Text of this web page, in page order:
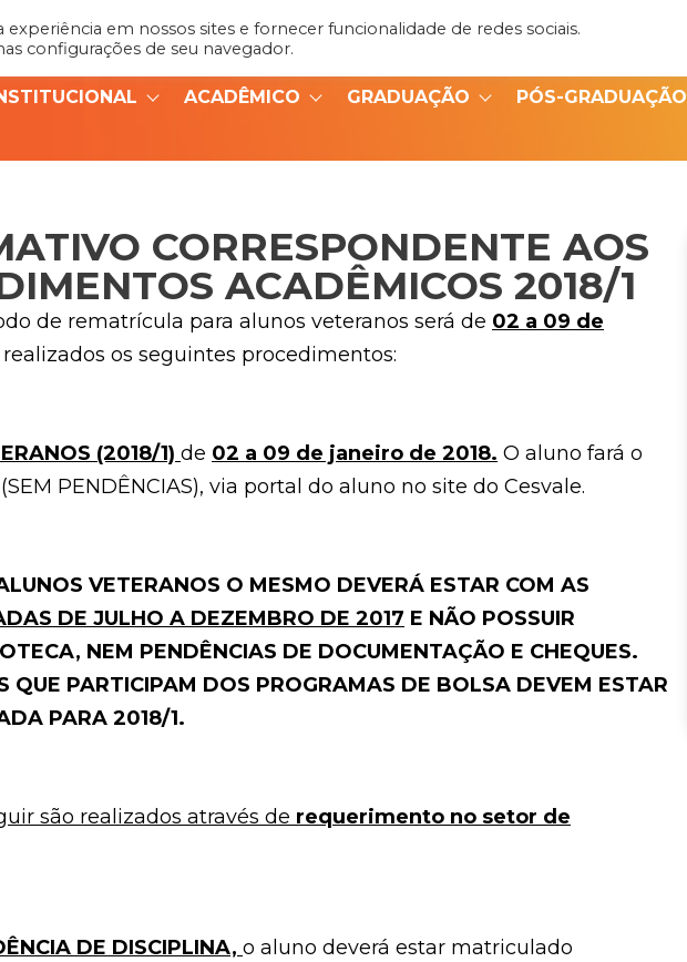
ACADÊMICO GRADUAÇÃO PÓS-GRADUAÇÃO
CORRESPONDENTE AOS
ACADÊMICOS 2018/1
de rematrícula para alunos veteranos será de 02 a 09 de
realizados os seguintes procedimentos:
(2018/1) de 02 a 09 de janeiro de 2018. O aluno fará o
(SEM PENDÊNCIAS), via portal do aluno no site do Cesvale.
VETERANOS O MESMO DEVERÁ ESTAR COM AS
DE JULHO A DEZEMBRO DE 2017 E NÃO POSSUIR
NEM PENDÊNCIAS DE DOCUMENTAÇÃO E CHEQUES.
QUE PARTICIPAM DOS PROGRAMAS DE BOLSA DEVEM ESTAR
PARA 2018/1.
são realizados através de requerimento no setor de
DE DISCIPLINA, o aluno deverá estar matriculado
em nossos sites e fornecer funcionalidade de redes sociais.
configurações de seu navegador.